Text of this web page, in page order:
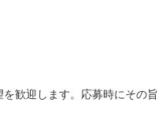
歓迎します。応募時にその旨